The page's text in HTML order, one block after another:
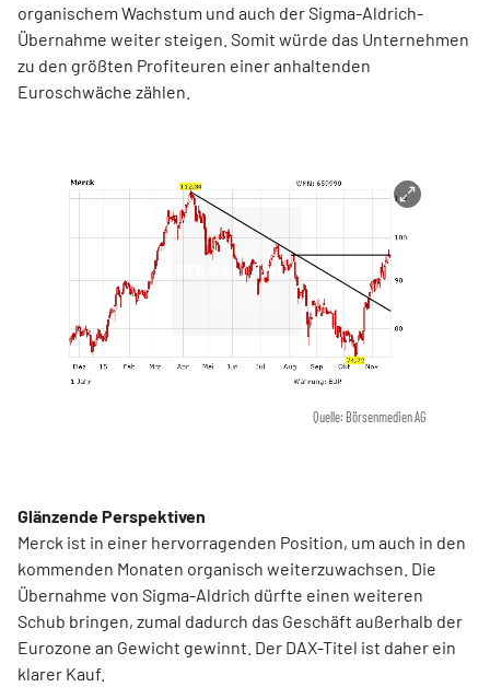
organischem Wachstum und auch der Sigma-Aldrich-
Übernahme weiter steigen. Somit würde das Unternehmen
zu den größten Profiteuren einer anhaltenden
Euroschwäche zählen.
Quelle: Börsenmedien AG
Glänzende Perspektiven
Merck ist in einer hervorragenden Position, um auch in den
kommenden Monaten organisch weiterzuwachsen. Die
Übernahme von Sigma-Aldrich dürfte einen weiteren
Schub bringen, zumal dadurch das Geschäft außerhalb der
Eurozone an Gewicht gewinnt. Der DAX-Titel ist daher ein
klarer Kauf.